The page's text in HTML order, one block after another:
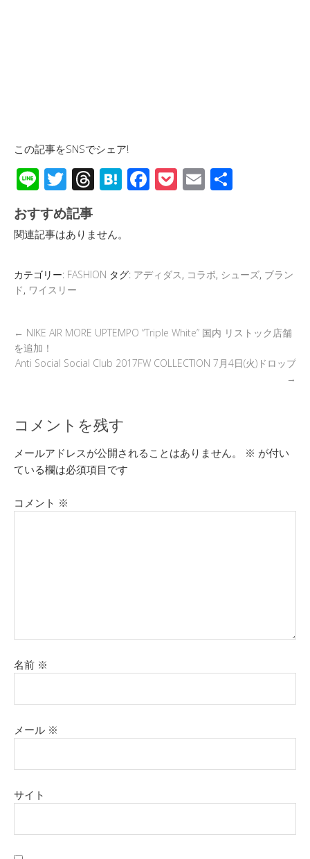
この記事をSNSでシェア!
Li
n
e
T
wi
tt
er
T
hr
e
a
d
H
at
a
F
ac
o
o
P
o
E
m
おすすめ記事
関連記事はありません。
カテゴリー: FASHION タグ: アディダス, コラボ, シューズ, ブラン
ド, ワイスリー
← NIKE AIR MORE UPTEMPO “Triple White” 国内 リストック店舗
を追加！
Anti Social Social Club 2017FW COLLECTION 7月4日(火)ドロップ
→
コメントを残す
メールアドレスが公開されることはありません。 ※ が付い
ている欄は必須項目です
コメント ※
名前 ※
メール ※
サイト